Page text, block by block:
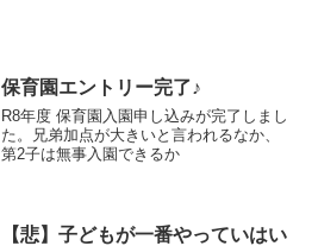
保育園エントリー完了♪
R8年度 保育園入園申し込みが完了しまし
た。兄弟加点が大きいと言われるなか、
第2子は無事入園できるか
【悲】子どもが一番やっていはい